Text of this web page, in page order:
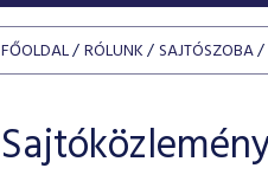
FŐOLDAL RÓLUNK SAJTÓSZOBA